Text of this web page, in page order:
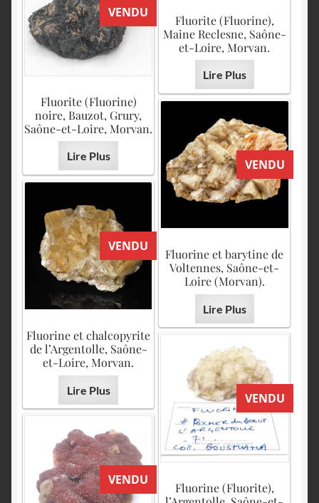
Fluorite (Fluorine),
Maine Reclesne, Saône-
et-Loire, Morvan.
Lire Plus
VENDU
Fluorite (Fluorine)
noire, Bauzot, Grury,
Saône-et-Loire, Morvan.
Lire Plus
VENDU
Fluorine et barytine de
Voltennes, Saône-et-
Loire (Morvan).
Lire Plus
VENDU
Fluorine et chalcopyrite
de l’Argentolle, Saône-
et-Loire, Morvan.
Lire Plus
VENDU
Fluorine (Fluorite),
VENDU